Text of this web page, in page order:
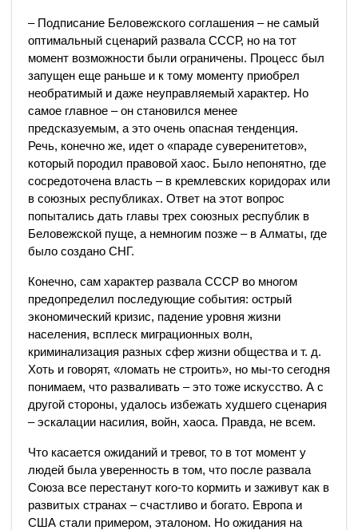
– Подписание Беловежского соглашения – не самый
оптимальный сценарий развала СССР, но на тот
момент возможности были ограничены. Процесс был
запущен еще раньше и к тому моменту приобрел
необратимый и даже неуправляемый характер. Но
самое главное – он становился менее
предсказуемым, а это очень опасная тенденция.
Речь, конечно же, идет о «параде суверенитетов»,
который породил правовой хаос. Было непонятно, где
сосредоточена власть – в кремлевских коридорах или
в союзных республиках. Ответ на этот вопрос
попытались дать главы трех союзных республик в
Беловежской пуще, а немногим позже – в Алматы, где
было создано СНГ.
Конечно, сам характер развала СССР во многом
предопределил последующие события: острый
экономический кризис, падение уровня жизни
населения, всплеск миграционных волн,
криминализация разных сфер жизни общества и т. д.
Хоть и говорят, «ломать не строить», но мы-то сегодня
понимаем, что разваливать – это тоже искусство. А с
другой стороны, удалось избежать худшего сценария
– эскалации насилия, войн, хаоса. Правда, не всем.
Что касается ожиданий и тревог, то в тот момент у
людей была уверенность в том, что после развала
Союза все перестанут кого-то кормить и заживут как в
развитых странах – счастливо и богато. Европа и
США стали примером, эталоном. Но ожидания на